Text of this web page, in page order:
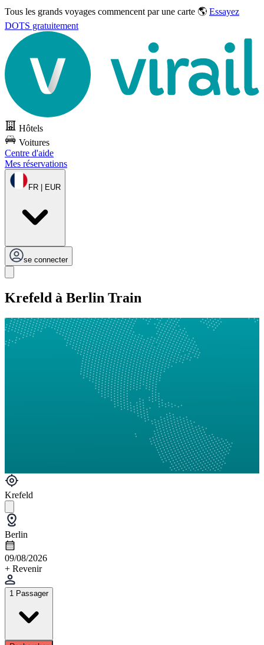
Tous les grands voyages commencent par une carte 🌎 Essayez
DOTS gratuitement
Hôtels
Voitures
Centre d'aide
Mes réservations
FR | EUR
se connecter
Krefeld à Berlin Train
Krefeld
Berlin
09/08/2026
+ Revenir
1 Passager